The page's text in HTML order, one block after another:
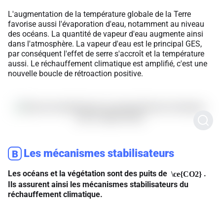
L'augmentation de la température globale de la Terre
favorise aussi l'évaporation d'eau, notamment au niveau
des océans. La quantité de vapeur d'eau augmente ainsi
dans l'atmosphère. La vapeur d'eau est le principal GES,
par conséquent l'effet de serre s'accroît et la température
aussi. Le réchauffement climatique est amplifié, c'est une
nouvelle boucle de rétroaction positive.
B Les mécanismes stabilisateurs
Les océans et la végétation sont des puits de \ce{CO2} .
Ils assurent ainsi les mécanismes stabilisateurs du
réchauffement climatique.